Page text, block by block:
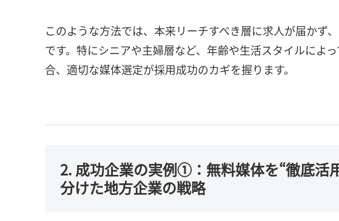
このような方法では、本来リーチすべき層に求人が届かず
です。特にシニアや主婦層など、年齢や生活スタイルによ
合、適切な媒体選定が採用成功のカギを握ります。
2. 成功企業の実例①：無料媒体を“徹底活
分けた地方企業の戦略